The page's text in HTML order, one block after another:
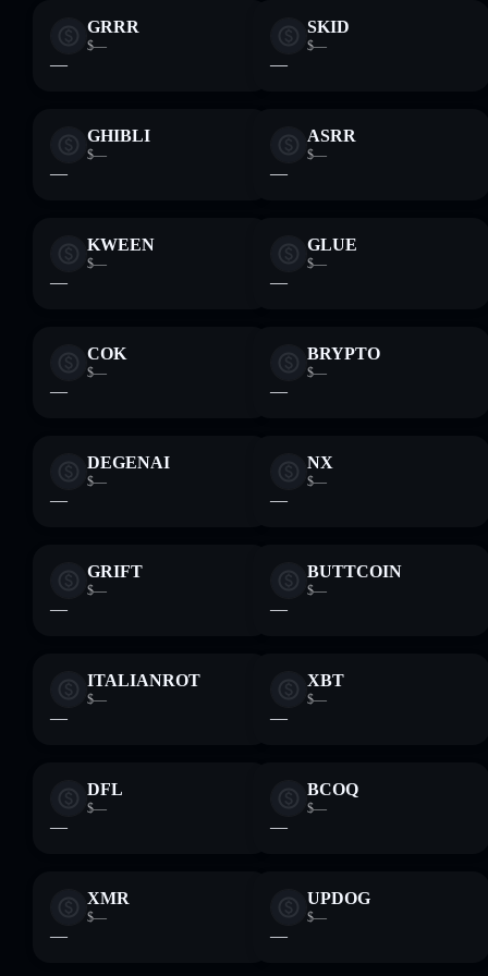
GRRR
$—
—
SKID
$—
—
GHIBLI
$—
—
ASRR
$—
—
KWEEN
$—
—
GLUE
$—
—
COK
$—
—
BRYPTO
$—
—
DEGENAI
$—
—
NX
$—
—
GRIFT
$—
—
BUTTCOIN
$—
—
ITALIANROT
$—
—
XBT
$—
—
DFL
$—
—
BCOQ
$—
—
XMR
$—
—
UPDOG
$—
—